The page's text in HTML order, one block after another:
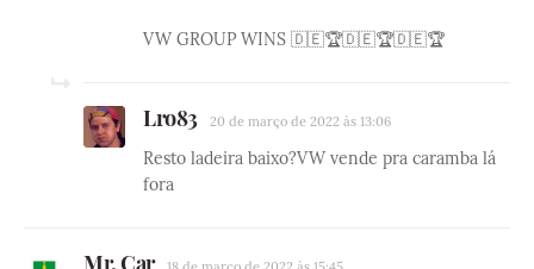
VW GROUP WINS 🇩🇪🏆🇩🇪🏆🇩🇪🏆
Lro83 20 de março de 2022 às 13:06
Resto ladeira baixo?VW vende pra caramba lá
fora